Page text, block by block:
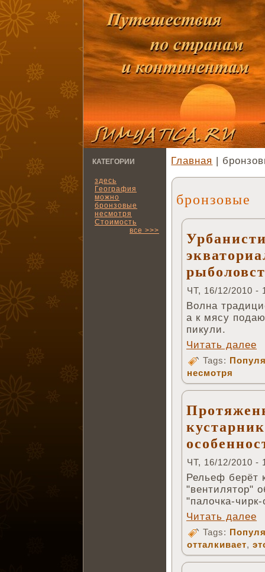
КАТЕГОРИИ
здесь
География
можно
бронзовые
несмотря
Стоимость
все >>>
Главная |
бронзовые
ЧТ, 16/12/2010 -
Волна
а к мясу
пикули.
Читать далее
Tags:
несмотря
ЧТ, 16/12/2010 -
Рельеф берёт
"вентилятор"
"палочка-чирк-
Читать далее
Tags:
отталкивает,